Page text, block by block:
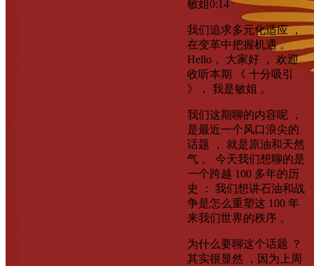
敏姐0:14
我们追求多元化适应 ，
在变革中把握机遇 。
Hello， 大家好 ， 欢迎
收听本期 《 十分吸引
》， 我是敏姐 。
我们这期聊的内容呢 ，
是最近一个风口浪尖的
话题 ， 就是原油和天然
气 。 今天我们想聊的是
一个跨越 100 多年的历
史 ： 我们想讲石油和战
争是怎么重塑这 100 年
来我们世界的秩序 。
为什么要聊这个话题 ？
其实很显然 ，因为上周